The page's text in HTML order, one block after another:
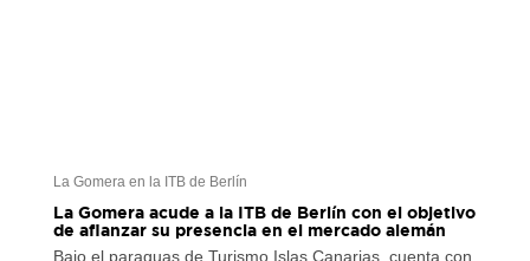
La Gomera en la ITB de Berlín
La Gomera acude a la ITB de Berlín con el objetivo
de afianzar su presencia en el mercado alemán
Bajo el paraguas de Turismo Islas Canarias, cuenta con